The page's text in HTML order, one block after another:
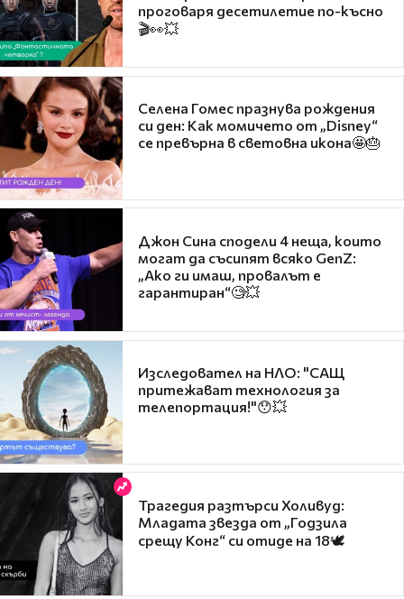
проговаря десетилетие по-късно
🎬👀💥
Селена Гомес празнува рождения
си ден: Как момичето от „Disney“
се превърна в световна икона🤩🎂
Джон Сина сподели 4 неща, които
могат да съсипят всяко GenZ:
„Ако ги имаш, провалът е
гарантиран“🧐💥
Изследовател на НЛО: "САЩ
притежават технология за
телепортация!"😯💥
Трагедия разтърси Холивуд:
Младата звезда от „Годзила
срещу Конг“ си отиде на 18🕊️